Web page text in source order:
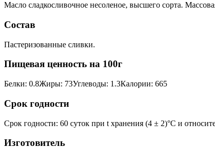
Масло сладкосливочное несоленое, высшего сорта.
Состав
Пастеризованные сливки.
Пищевая ценность на 100г
Белки: 0.8Жиры: 73Углеводы: 1.3Калории: 665
Срок годности
Срок годности: 60 суток при t хранения (4 ± 2)°С и
Изготовитель